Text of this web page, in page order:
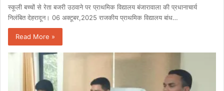
स्कूली बच्चों से रेता बजरी उठवाने पर प्राथमिक विद्यालय बंजारावाला की प्रधानाचार्य
निलंबित देहरादून। 06 अक्टूबर,2025 राजकीय प्राथमिक विद्यालय बांध…
Read More »